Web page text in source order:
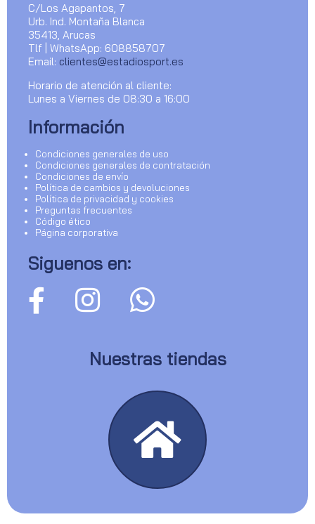
C/Los Agapantos, 7
Urb. Ind. Montaña Blanca
35413, Arucas
Tlf | WhatsApp: 608858707
Email: clientes@estadiosport.es
Horario de atención al cliente:
Lunes a Viernes de 08:30 a 16:00
Información
Condiciones generales de uso
Condiciones generales de contratación
Condiciones de envío
Política de cambios y devoluciones
Política de privacidad y cookies
Preguntas frecuentes
Código ético
Página corporativa
Siguenos en:
Nuestras tiendas